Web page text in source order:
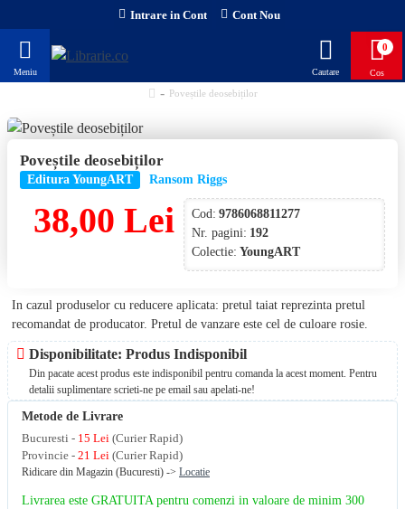
Intrare in Cont Cont Nou
0
Poveștile deosebiților
Poveștile deosebiților
Editura YoungART Ransom Riggs
38,00 Lei Cod: 9786068811277
Nr. pagini: 192
Colectie: YoungART
Metode de Livrare
Bucuresti - 15 Lei (Curier Rapid)
Provincie - 21 Lei (Curier Rapid)
Ridicare din Magazin (Bucuresti) -> Locatie
Livrarea este GRATUITA pentru comenzi in valoare de minim 300
In cazul produselor cu reducere aplicata: pretul taiat reprezinta pretul
recomandat de producator. Pretul de vanzare este cel de culoare rosie.
Disponibilitate: Produs Indisponibil
Din pacate acest produs este indisponibil pentru comanda la acest moment. Pentru
detalii suplimentare scrieti-ne pe email sau apelati-ne!